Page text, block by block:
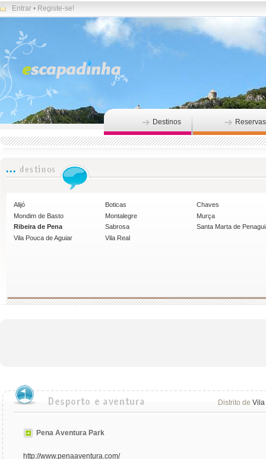
Entrar • Registe-se!
Destinos Reservas
Alijó Boticas
Chaves
Mondim de Basto
Montalegre
Murça
Ribeira de Pena
Sabrosa
Santa Marta de
Vila Pouca de Aguiar
Vila Real
Distrito de
Pena Aventura Park
http://www.penaaventura.com/